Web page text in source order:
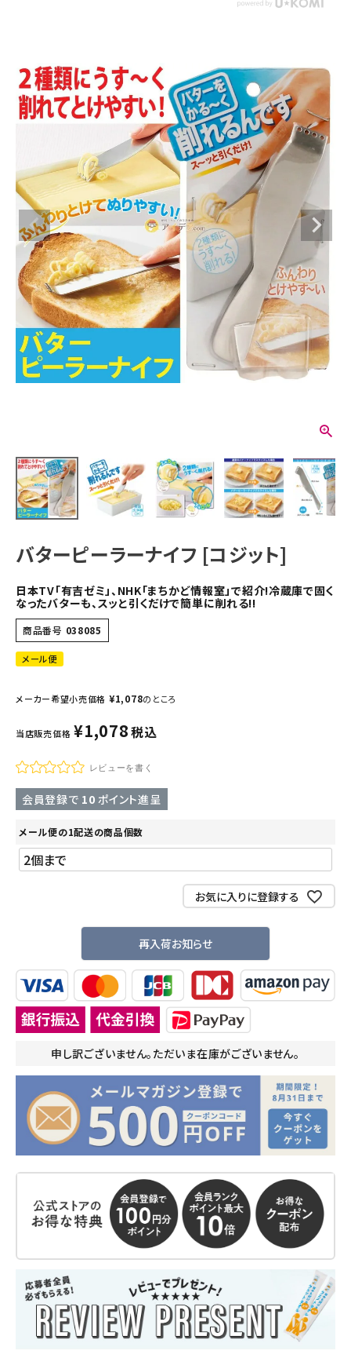
バターピーラーナイフ [コジット]
日本TV「有吉ゼミ」、NHK「まちかど情報室」で紹介!冷蔵庫で固く
なったバターも、スッと引くだけで簡単に削れる!!
商品番号 038085
メール便
メーカー希望小売価格 ¥1,078のところ
当店販売価格 ¥1,078税込
レビューを書く
会員登録で 10 ポイント進呈
メール便の1配送の商品個数
お気に入りに登録する
再入荷お知らせ
申し訳ございません。ただいま在庫がございません。